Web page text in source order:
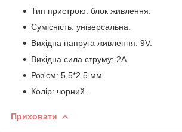
Тип пристрою: блок живлення.
Сумісність: універсальна.
Вихідна напруга живлення: 9V.
Вихідна сила струму: 2A.
Роз'єм: 5,5*2,5 мм.
Колір: чорний.
Приховати